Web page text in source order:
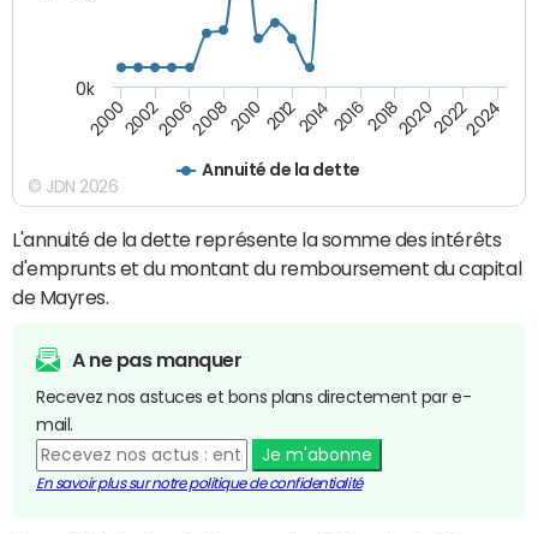
Annuité de la dette
20002002200620082010 2012201420162018202020222024
0k
© JDN 2026
L'annuité de la dette représente la somme des intérêts
d'emprunts et du montant du remboursement du capital
de Mayres.
A ne pas manquer
Recevez nos astuces et bons plans directement par e-
mail.
Je m'abonne
En savoir plus sur notre politique de confidentialité